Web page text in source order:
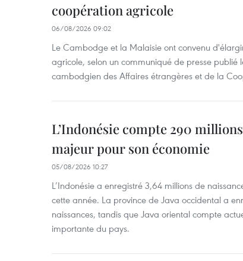
coopération agricole
06/08/2026 09:02
Le Cambodge et la Malaisie ont convenu
agricole, selon un communiqué de presse publié
cambodgien des Affaires étrangères et de la
L’Indonésie compte 290
majeur pour son économie
05/08/2026 10:27
L’Indonésie a enregistré 3,64 millions de
cette année. La province de Java occidental a
naissances, tandis que Java oriental compte
importante du pays.